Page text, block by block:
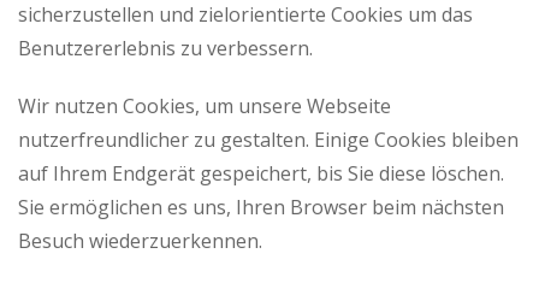
sicherzustellen und zielorientierte Cookies um das
Benutzererlebnis zu verbessern.
Wir nutzen Cookies, um unsere Webseite
nutzerfreundlicher zu gestalten. Einige Cookies bleiben
auf Ihrem Endgerät gespeichert, bis Sie diese löschen.
Sie ermöglichen es uns, Ihren Browser beim nächsten
Besuch wiederzuerkennen.